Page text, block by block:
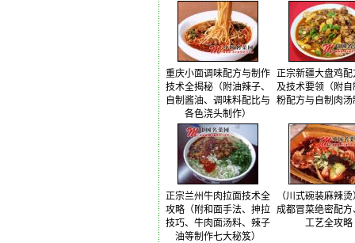
重庆小面调味配方与制作
技术全揭秘（附油辣子、
自制酱油、调味料配比与
各色浇头制作）
正宗新疆大盘鸡配
及技术要领（附自
粉配方与自制肉汤
正宗兰州牛肉拉面技术全
攻略（附和面手法、抻拉
技巧、牛肉面汤料、辣子
油等制作七大秘笈）
（川式碗装麻辣
成都冒菜绝密配方
工艺全攻略